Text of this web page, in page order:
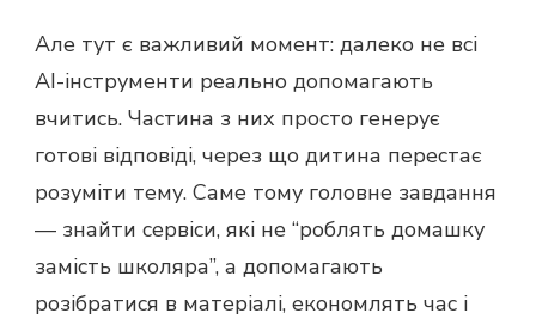
Але тут є важливий момент: далеко не всі
AI-інструменти реально допомагають
вчитись. Частина з них просто генерує
готові відповіді, через що дитина перестає
розуміти тему. Саме тому головне завдання
— знайти сервіси, які не “роблять домашку
замість школяра”, а допомагають
розібратися в матеріалі, економлять час і